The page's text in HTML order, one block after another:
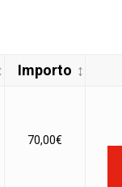
Importo
70,00€